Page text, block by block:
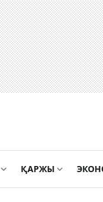
ҚАРЖЫ